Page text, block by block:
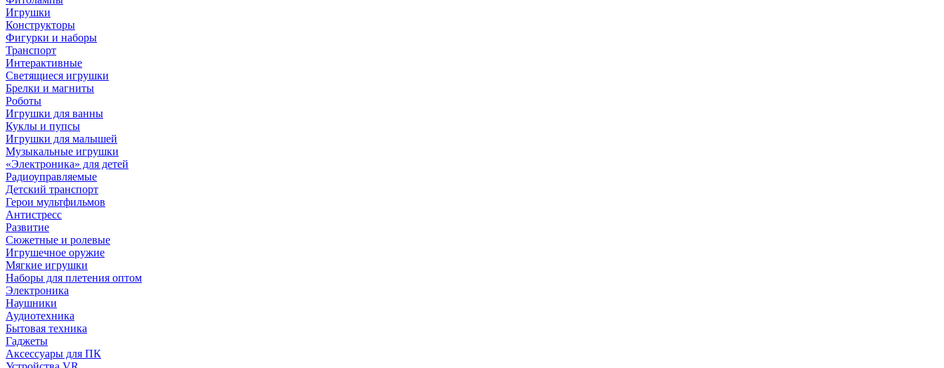
Игрушки
Конструкторы
Фигурки и наборы
Транспорт
Интерактивные
Светящиеся игрушки
Брелки и магниты
Роботы
Игрушки для ванны
Куклы и пупсы
Игрушки для малышей
Музыкальные игрушки
«Электроника» для детей
Радиоуправляемые
Детский транспорт
Герои мультфильмов
Антистресс
Развитие
Сюжетные и ролевые
Игрушечное оружие
Мягкие игрушки
Наборы для плетения оптом
Электроника
Наушники
Аудиотехника
Бытовая техника
Гаджеты
Аксессуары для ПК